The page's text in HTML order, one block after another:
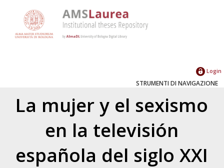
Login
STRUMENTI DI NAVIGAZIONE
La mujer y el sexismo
en la televisión
española del siglo XXI